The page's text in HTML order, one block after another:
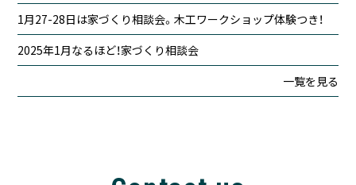
1月27-28日は家づくり相談会。木工ワークショップ体験つき！
2025年1月なるほど！家づくり相談会
一覧を見る